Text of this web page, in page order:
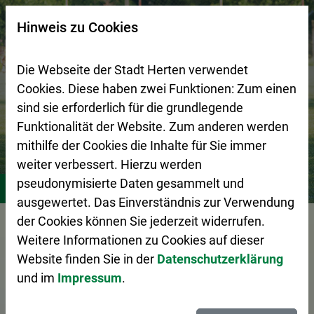
Zur Startseite (Schnelltaste 0)
Zum Seitenanfang springen (Schnelltaste A)
Zur Navigation/Menü springen (Schnelltaste M)
Zur Suche springen (Schnelltaste 8)
Zum Inhalt springen (Schnelltaste I)
Zum Fußbereich springen (Schnelltaste Z)
Stadtleben Vereine
Vorlesen
Suchseite mit Schnellsuche
Hinweis zu Cookies
Die Webseite der Stadt Herten verwendet
Cookies. Diese haben zwei Funktionen: Zum einen
sind sie erforderlich für die grundlegende
Funktionalität der Website. Zum anderen werden
mithilfe der Cookies die Inhalte für Sie immer
weiter verbessert. Hierzu werden
pseudonymisierte Daten gesammelt und
ausgewertet. Das Einverständnis zur Verwendung
der Cookies können Sie jederzeit widerrufen.
Weitere Informationen zu Cookies auf dieser
Website finden Sie in der Datenschutzerklärung
und im Impressum.